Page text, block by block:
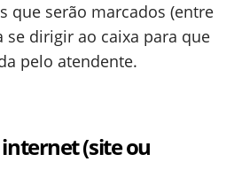
que serão marcados (entre
se dirigir ao caixa para que
pelo atendente.
(site ou